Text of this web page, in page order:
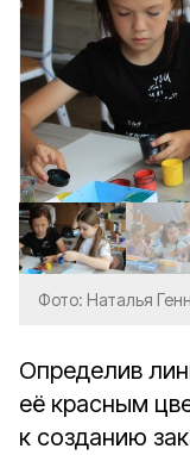
Фото: Наталья
Определив
её красным
к созданию